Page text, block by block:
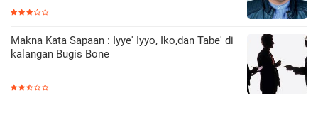
Makna Kata Sapaan : Iyye' Iyyo, Iko,dan Tabe' di
kalangan Bugis Bone